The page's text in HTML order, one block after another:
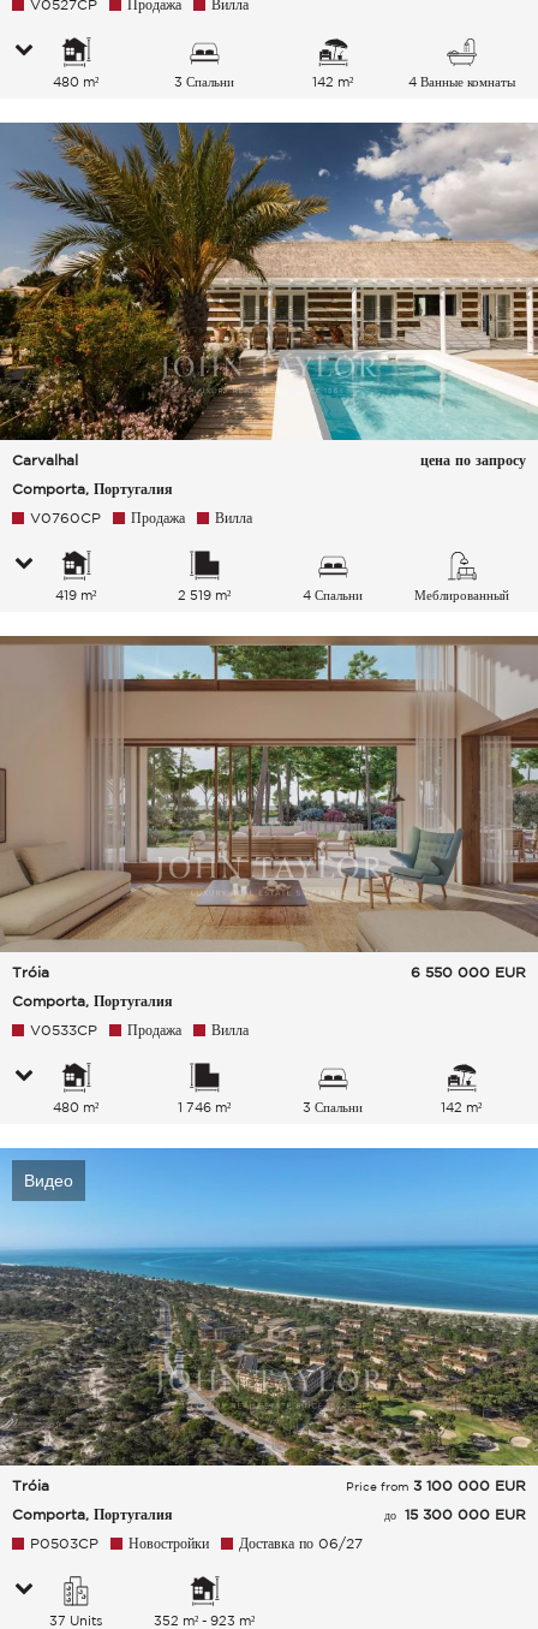
V0527CP Продажа Вилла
480 m² 3 Спальни 142 m² 4 Ванные комнаты
Carvalhal
Comporta, Португалия
цена по запросу
V0760CP Продажа Вилла
419 m² 2 519 m² 4 Спальни Меблированный
Tróia
Comporta, Португалия
6 550 000 EUR
V0533CP Продажа Вилла
480 m² 1 746 m² 3 Спальни 142 m²
Видео
Tróia
Comporta, Португалия
Price from 3 100 000 EUR
до 15 300 000 EUR
P0503CP
Новостройки Доставка по 06/27
37 Units 352 m² - 923 m²